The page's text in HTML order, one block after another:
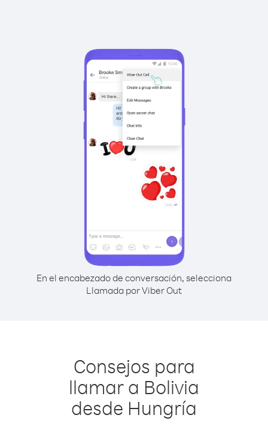
En el encabezado de conversación, selecciona
Llamada por Viber Out
Consejos para
llamar a Bolivia
desde Hungría